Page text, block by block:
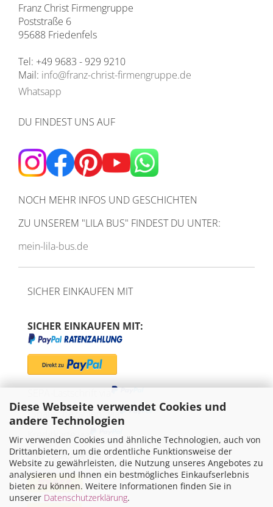
Diese Webseite verwendet Cookies und
andere Technologien
Wir verwenden Cookies und ähnliche Technologien, auch von
Drittanbietern, um die ordentliche Funktionsweise der
Website zu gewährleisten, die Nutzung unseres Angebotes zu
analysieren und Ihnen ein bestmögliches Einkaufserlebnis
bieten zu können. Weitere Informationen finden Sie in
unserer Datenschutzerklärung.
Franz Christ Firmengruppe
Poststraße 6
95688 Friedenfels
Tel: +49 9683 - 929 9210
Mail: info@franz-christ-firmengruppe.de
Whatsapp
DU FINDEST UNS AUF
NOCH MEHR INFOS UND GESCHICHTEN
ZU UNSEREM "LILA BUS" FINDEST DU UNTER:
mein-lila-bus.de
SICHER EINKAUFEN MIT
SICHER EINKAUFEN MIT:
"Später bezahlen" via
Kreditkarte via
WIR VERSENDEN MIT